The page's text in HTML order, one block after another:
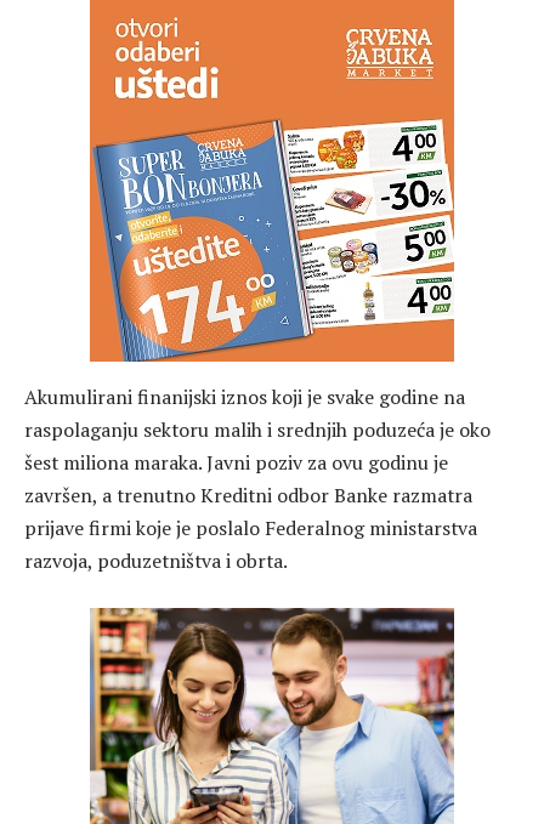
Akumulirani finanijski iznos koji je svake godine na
raspolaganju sektoru malih i srednjih poduzeća je oko
šest miliona maraka. Javni poziv za ovu godinu je
završen, a trenutno Kreditni odbor Banke razmatra
prijave firmi koje je poslalo Federalnog ministarstva
razvoja, poduzetništva i obrta.